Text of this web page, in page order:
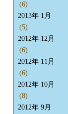
(6)
2013年 1月
(5)
2012年 12月
(6)
2012年 11月
(6)
2012年 10月
(8)
2012年 9月